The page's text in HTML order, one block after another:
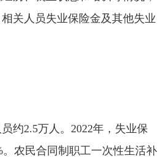
关人员失业保险金及其他失业
2.5万人。2022年，失业保
农民合同制职工一次性生活补